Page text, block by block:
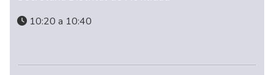
10:20 a 10:40